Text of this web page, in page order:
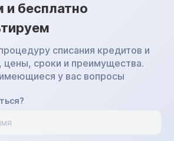
и бесплатно
списания кредитов и
цены, сроки и преимущества.
у вас вопросы